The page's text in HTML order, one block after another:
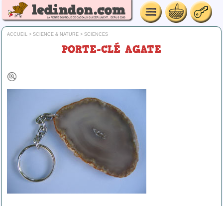
ACCUEIL > SCIENCE & NATURE > SCIENCES
PORTE-CLÉ AGATE